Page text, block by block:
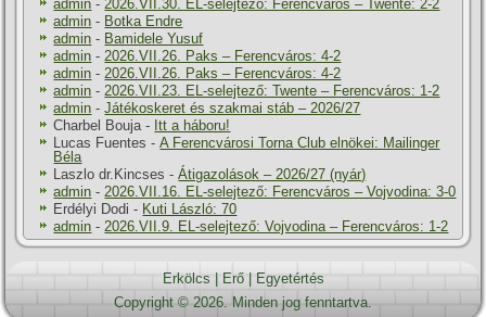
admin -2026.VII.30. EL-selejtező: Ferencváros – Twente: 2-2
admin - Botka Endre
admin - Bamidele Yusuf
admin -2026.VII.26. Paks – Ferencváros: 4-2
admin -2026.VII.26. Paks – Ferencváros: 4-2
admin -2026.VII.23. EL-selejtező: Twente – Ferencváros: 1-2
admin -Játékoskeret és szakmai stáb – 2026/27
Charbel Bouja- Itt a háboru!
Lucas Fuentes -A Ferencvárosi Torna Club elnökei: Mailinger
Béla
Laszlo dr.Kincses -Átigazolások – 2026/27 (nyár)
admin -2026.VII.16. EL-selejtező: Ferencváros – Vojvodina: 3-0
Erdélyi Dodi - Kuti László: 70
admin -2026.VII.9. EL-selejtező: Vojvodina – Ferencváros: 1-2
Erkölcs Erő|
Egyetértés
Copyright © 2026. Minden jog fenntartva.